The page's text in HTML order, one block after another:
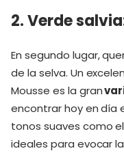
2. Verde
En segundo lugar,
de la selva. Un
Mousse es la gran
encontrar hoy en día
tonos suaves como
ideales para evocar